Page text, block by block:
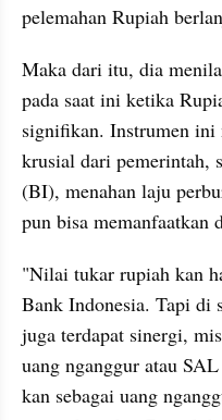
pelemahan Rupiah
Maka dari itu, dia
pada saat ini ketika
signifikan. Instrumen ini
krusial dari pemerintah,
(BI), menahan laju
pun bisa memanfaatkan
"Nilai tukar rupiah kan
Bank Indonesia. Tapi di
juga terdapat sinergi,
uang nganggur atau
kan sebagai uang